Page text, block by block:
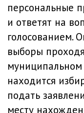
персональные
и ответят на
голосованием.
выборы
муниципальном
находится
подать
месту